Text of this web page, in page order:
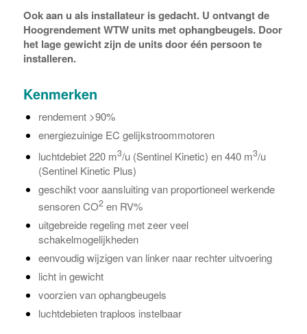
Ook aan u als installateur is gedacht. U ontvangt de
Hoogrendement WTW units met ophangbeugels. Door
het lage gewicht zijn de units door één persoon te
installeren.
Kenmerken
rendement >90%
energiezuinige EC gelijkstroommotoren
luchtdebiet 220 m3/u (Sentinel Kinetic) en 440 m3/u
(Sentinel Kinetic Plus)
geschikt voor aansluiting van proportioneel werkende
sensoren CO2en RV%
uitgebreide regeling met zeer veel
schakelmogelijkheden
eenvoudig wijzigen van linker naar rechter uitvoering
licht in gewicht
voorzien van ophangbeugels
luchtdebieten traploos instelbaar